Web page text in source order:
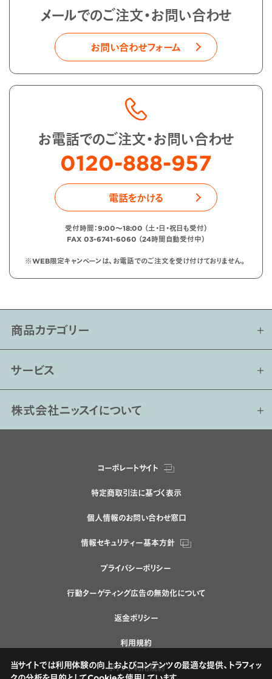
メールでのご注文・お問い合わせ
お問い合わせフォーム
お電話でのご注文・お問い合わせ
0120-888-957
電話をかける
受付時間：9:00〜18:00 （土・日・祝日も受付）
FAX 03-6741-6060 （24時間自動受付中）
※WEB限定キャンペーンは、お電話でのご注文を受け付けておりません。
商品カテゴリー
サービス
株式会社ニッスイについて
コーポレートサイト
特定商取引法に基づく表示
個人情報のお問い合わせ窓口
情報セキュリティー基本方針
プライバシーポリシー
行動ターゲティング広告の無効化について
返金ポリシー
利用規約
ポイント利用規約
当サイトでは利用体験の向上およびコンテンツの最適な提供、トラフィッ